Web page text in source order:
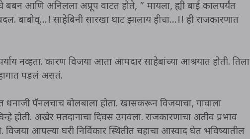
आणि अनिलला अप्रूप वाटत होते, ” मायला, ह्यी बाई कालपर्यंत
बाबोव्…! साहेबिनी सारखा थाट झालाय हीचा…!! ही राजकारणात
नव्हता. कारण विजया आता आमदार साहेबांच्या आश्रयात होती. तिला
पडलं असतं.
धनाजी पॅनलचाच बोलबाला होता. खासकरून विजयाचा, गावाला
होती. अखेर मतदानाचा दिवस उगवला. राजकारणाचा अतीव प्रभाव
आपल्या घरी निर्विकार स्थितीत चहाचा आस्वाद घेत भविष्यातील